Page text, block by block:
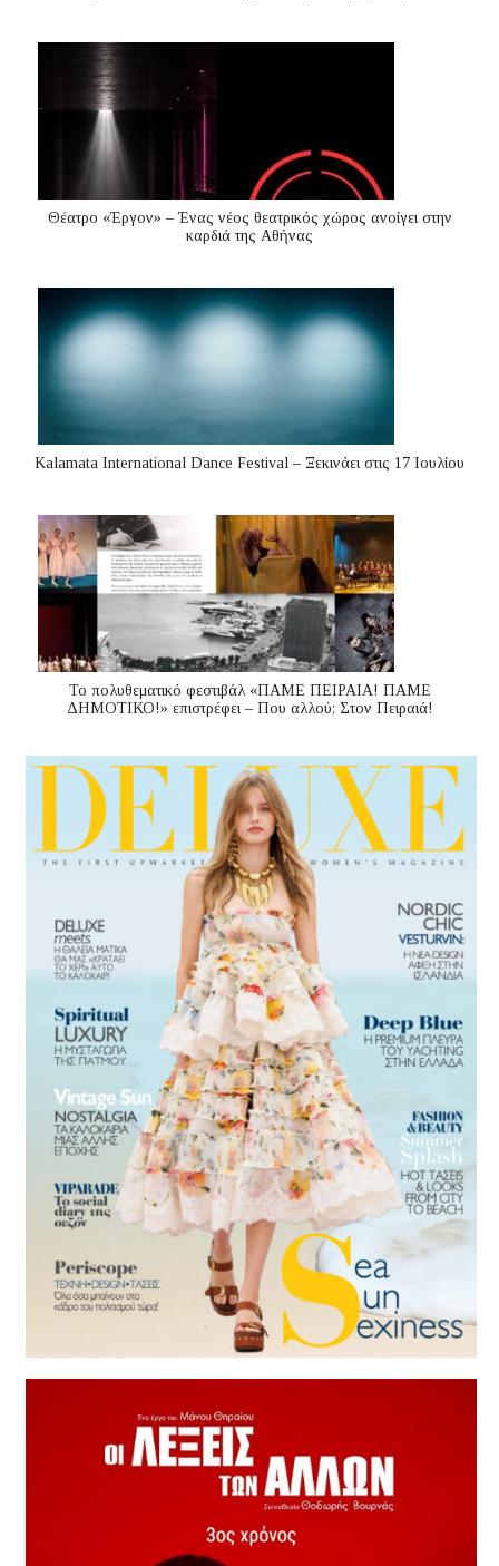
Θέατρο «Έργον» – Ένας νέος θεατρικός χώρος ανοίγει στην
καρδιά της Αθήνας
Kalamata International Dance Festival – Ξεκινάει στις 17 Ιουλίου
Το πολυθεματικό φεστιβάλ «ΠΑΜΕ ΠΕΙΡΑΙΑ! ΠΑΜΕ
ΔΗΜΟΤΙΚΟ!» επιστρέφει – Που αλλού; Στον Πειραιά!